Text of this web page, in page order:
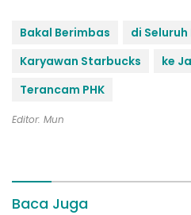
Bakal Berimbas
di Seluruh
Karyawan Starbucks
ke
Terancam PHK
Editor: Mun
Baca Juga